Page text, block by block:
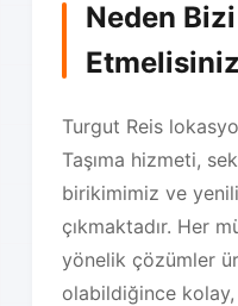
Neden
Turgut Reis
Taşıma hizmeti,
birikimimiz ve
çıkmaktadır. Her
yönelik çözümler
olabildiğince